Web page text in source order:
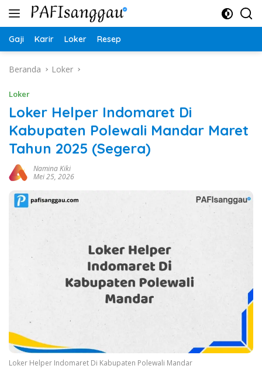
Langsung
Gaji Karir Loker Resep
Beranda Loker
Loker
Loker Helper Indomaret Di
Kabupaten Polewali Mandar Maret
Tahun 2025 (Segera)
Namina Kiki
Mei 25, 2026
Loker Helper Indomaret Di Kabupaten Polewali Mandar